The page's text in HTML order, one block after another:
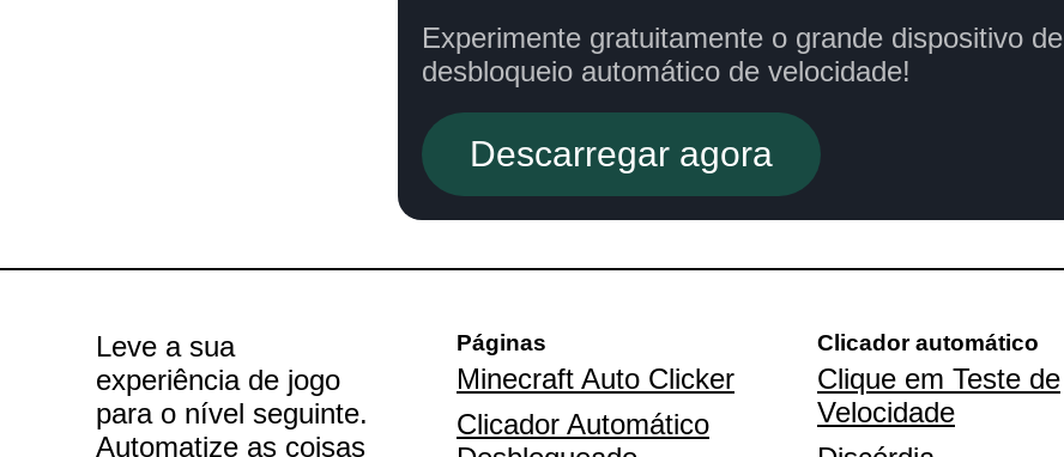
Experimente gratuitamente o grande dispositivo de
desbloqueio automático de velocidade!
Descarregar agora
Leve a sua
experiência de jogo
para o nível seguinte.
Automatize as coisas
Páginas
Minecraft Auto Clicker
Clicador Automático
Clicador automático
Clique em Teste de
Velocidade